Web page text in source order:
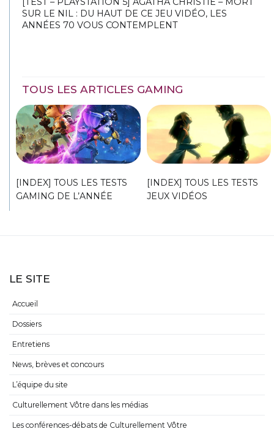
SUR LE NIL : DU HAUT DE CE JEU VIDÉO, LES
ANNÉES 70 VOUS CONTEMPLENT
TOUS LES ARTICLES GAMING
[INDEX] TOUS LES TESTS
GAMING DE L’ANNÉE
[INDEX] TOUS LES TESTS
JEUX VIDÉOS
LE SITE
Accueil
Dossiers
Entretiens
News, brèves et concours
L’équipe du site
Culturellement Vôtre dans les médias
Les conférences-débats de Culturellement Vôtre